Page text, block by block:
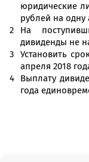
юридические
рублей на
На
дивиденды не
Установить
апреля 2018
Выплату
года